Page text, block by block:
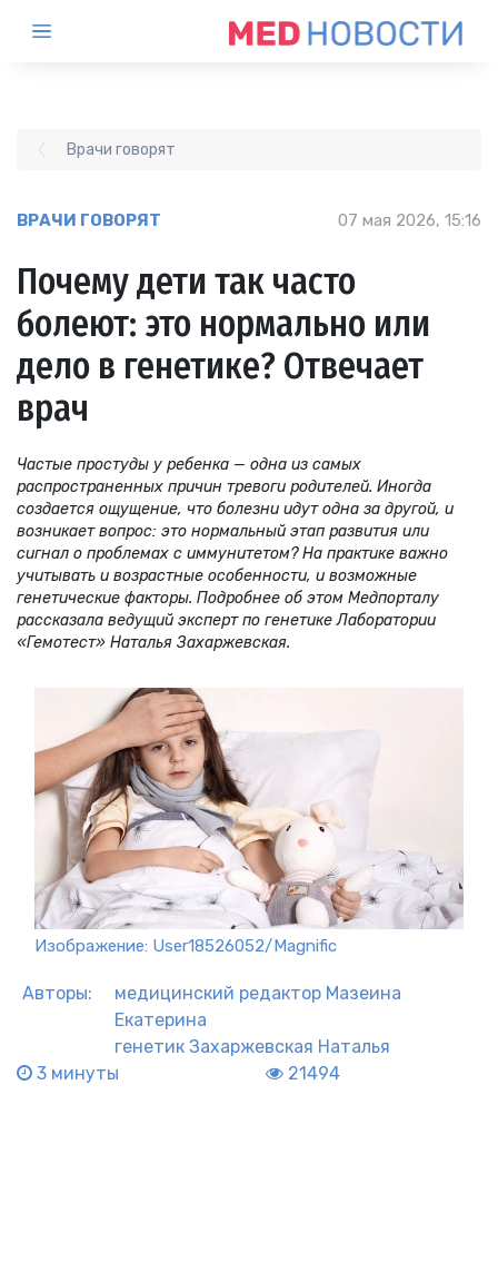
Врачи говорят
ВРАЧИ ГОВОРЯТ 07 мая 2026, 15:16
Почему дети так часто
болеют: это нормально или
дело в генетике? Отвечает
врач
Частые простуды у ребенка — одна из самых
распространенных причин тревоги родителей. Иногда
создается ощущение, что болезни идут одна за другой, и
возникает вопрос: это нормальный этап развития или
сигнал о проблемах с иммунитетом? На практике важно
учитывать и возрастные особенности, и возможные
генетические факторы. Подробнее об этом Медпорталу
рассказала ведущий эксперт по генетике Лаборатории
«Гемотест» Наталья Захаржевская.
Изображение: User18526052/Magnific
Авторы: медицинский редактор Мазеина
Екатерина
генетик Захаржевская Наталья
3 минуты
21494